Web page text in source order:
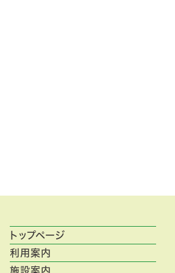
トップページ
利用案内
施設案内